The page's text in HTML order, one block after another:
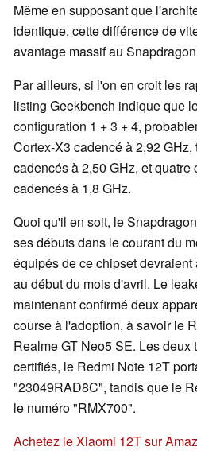
Même en supposant que
identique, cette différence de
avantage massif au
Par ailleurs, si l'on en croit les
listing Geekbench indique que
configuration 1 + 3 + 4,
Cortex-X3 cadencé à 2,92
cadencés à 2,50 GHz, et
cadencés à 1,8 GHz.
Quoi qu'il en soit, le
ses débuts dans le courant du
équipés de ce chipset
au début du mois d'avril. Le
maintenant confirmé deux
course à l'adoption, à savoir le
Realme GT Neo5 SE. Les deux
certifiés, le Redmi Note 12T
"23049RAD8C", tandis que le
le numéro "RMX700".
Achetez le Xiaomi 12T sur